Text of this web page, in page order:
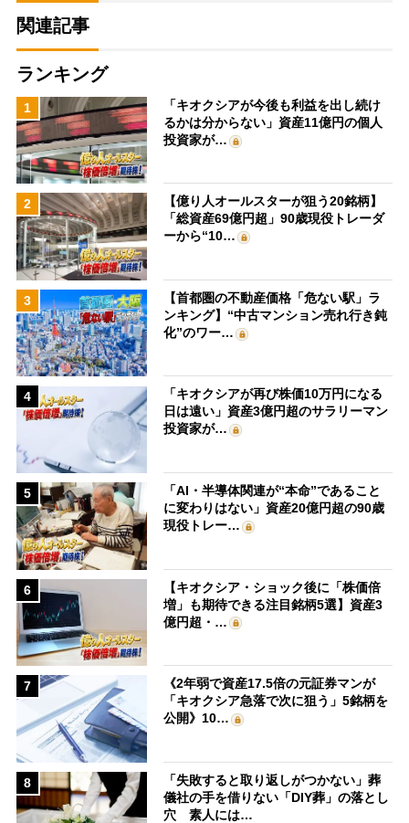
関連記事
ランキング
1
「キオクシアが今後も利益を出し続け
るかは分からない」資産11億円の個人
投資家が…
2
【億り人オールスターが狙う20銘柄】
「総資産69億円超」90歳現役トレーダ
ーから“10…
3
【首都圏の不動産価格「危ない駅」ラ
ンキング】“中古マンション売れ行き鈍
化”のワー…
4
「キオクシアが再び株価10万円になる
日は遠い」資産3億円超のサラリーマン
投資家が…
5
「AI・半導体関連が“本命”であること
に変わりはない」資産20億円超の90歳
現役トレー…
6
【キオクシア・ショック後に「株価倍
増」も期待できる注目銘柄5選】資産3
億円超・…
7
《2年弱で資産17.5倍の元証券マンが
「キオクシア急落で次に狙う」5銘柄を
公開》10…
8
「失敗すると取り返しがつかない」葬
儀社の手を借りない「DIY葬」の落とし
穴 素人には…